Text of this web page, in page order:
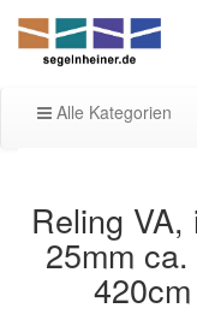
Alle Kategorien
Reling
25mm